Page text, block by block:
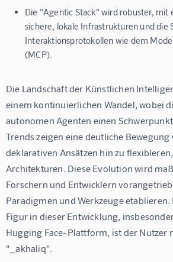
Die "Agentic Stack" wird robuster, mit
sichere, lokale Infrastrukturen und die
Interaktionsprotokollen wie dem
(MCP).
Die Landschaft der Künstlichen
einem kontinuierlichen Wandel, wobei
autonomen Agenten einen
Trends zeigen eine deutliche Bewegung
deklarativen Ansätzen hin zu
Architekturen. Diese Evolution wird
Forschern und Entwicklern
Paradigmen und Werkzeuge
Figur in dieser Entwicklung,
Hugging Face-Plattform, ist der Nutzer
"_akhaliq".